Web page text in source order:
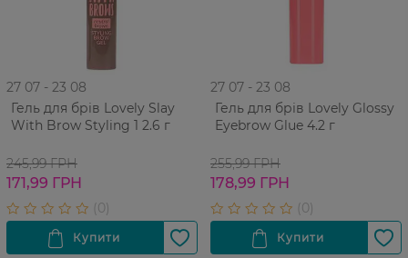
27 07 - 23 08
Гель для брів Lovely Slay
With Brow Styling 1 2.6 г
245,99 ГРН
171,99 ГРН
27 07 - 23 08
Гель для брів Lovely Glossy
Eyebrow Glue 4.2 г
255,99 ГРН
178,99 ГРН